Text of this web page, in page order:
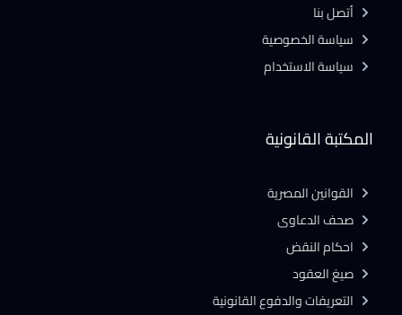
المكتبة القانونية
القوانين المصرية
صحف الدعاوى
احكام النقض
صيغ العقود
التعريفات والدفوع القانونية
أتصل بنا
سياسة الخصوصية
سياسة الاستخدام